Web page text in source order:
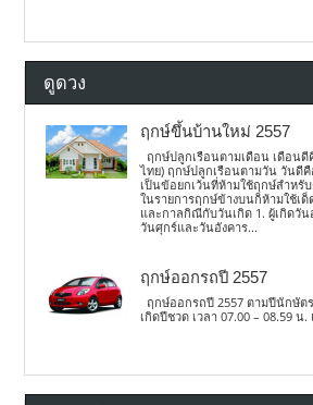
ดูดวง
ฤกษ์ขึ้นบ้านใหม่ 2557
ฤกษ์ปลูกเรือนตามเดือน เดือนดี
ไทย) ฤกษ์ปลูกเรือนตามวัน วันดี
เป็นข้อยกเว้นที่ห้ามใช้ฤกษ์สำหรั
ในรายการฤกษ์ข้างบนก็ห้ามใช้เ
และกาลกิณีกับวันเกิด 1. ผู้เกิดวั
วันศุกร์และวันอังคาร...
ฤกษ์ออกรถปี 2557
ฤกษ์ออกรถปี 2557 ตามปีนักษั
เกิดปีชวด เวลา 07.00 – 08.59 น.